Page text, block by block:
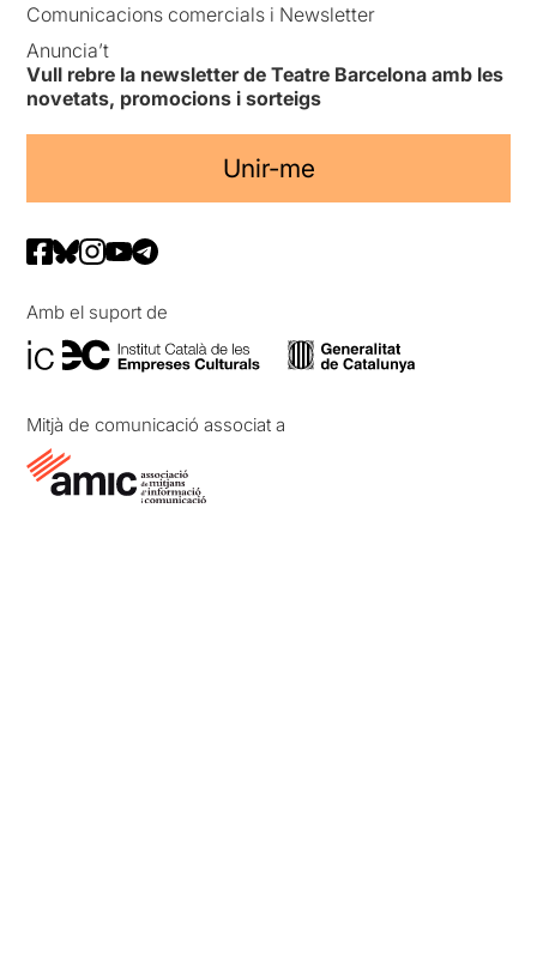
Comunicacions comercials i Newsletter
Anuncia’t
Vull rebre la newsletter de Teatre Barcelona amb les
novetats, promocions i sorteigs
Unir-me
Amb el suport de
Mitjà de comunicació associat a